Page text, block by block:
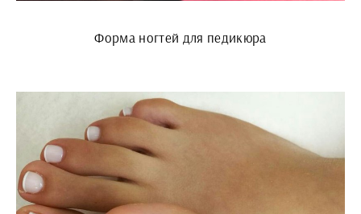
Форма ногтей для педикюра